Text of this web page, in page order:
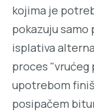
kojima je
pokazuju
isplativa
proces "vrućeg
upotrebom
posipačem